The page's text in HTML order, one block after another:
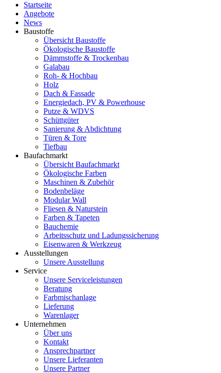
Startseite
Angebote
News
Baustoffe
Übersicht Baustoffe
Ökologische Baustoffe
Dämmstoffe & Trockenbau
Galabau
Roh- & Hochbau
Holz
Dach & Fassade
Energiedach, PV & Powerhouse
Putze & WDVS
Schüttgüter
Sanierung & Abdichtung
Türen & Tore
Tiefbau
Baufachmarkt
Übersicht Baufachmarkt
Ökologische Farben
Maschinen & Zubehör
Bodenbeläge
Modular Wall
Fliesen & Naturstein
Farben & Tapeten
Bauchemie
Arbeitsschutz und Ladungssicherung
Eisenwaren & Werkzeug
Ausstellungen
Unsere Ausstellung
Service
Unsere Serviceleistungen
Beratung
Farbmischanlage
Lieferung
Warenlager
Unternehmen
Über uns
Kontakt
Ansprechpartner
Unsere Lieferanten
Unsere Partner